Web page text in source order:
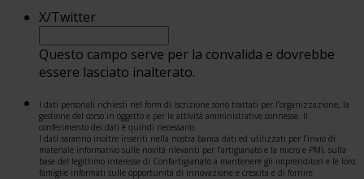
X/Twitter
Questo campo serve per la convalida e dovrebbe
essere lasciato inalterato.
I dati personali richiesti nel form di iscrizione sono trattati per l’organizzazione, la
gestione del corso in oggetto e per le attività amministrative connesse. Il
conferimento dei dati è quindi necessario.
I dati saranno inoltre inseriti nella nostra banca dati ed utilizzati per l’invio di
materiale informativo sulle novità rilevanti per l’artigianato e la micro e PMI, sulla
base del legittimo interesse di Confartigianato a mantenere gli imprenditori e le loro
famiglie informati sulle opportunità di innovazione e crescita e di fornire